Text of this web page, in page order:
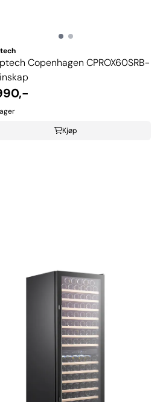
Copenhagen CPROX60SRB-
Kjøp